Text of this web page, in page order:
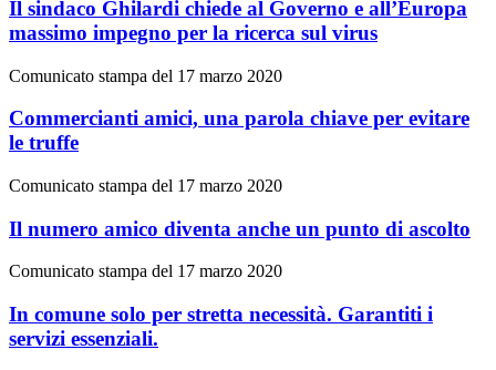
Il sindaco Ghilardi chiede al Governo e all’Europa
massimo impegno per la ricerca sul virus
Comunicato stampa del 17 marzo 2020
Commercianti amici, una parola chiave per evitare
le truffe
Comunicato stampa del 17 marzo 2020
Il numero amico diventa anche un punto di ascolto
Comunicato stampa del 17 marzo 2020
In comune solo per stretta necessità. Garantiti i
servizi essenziali.